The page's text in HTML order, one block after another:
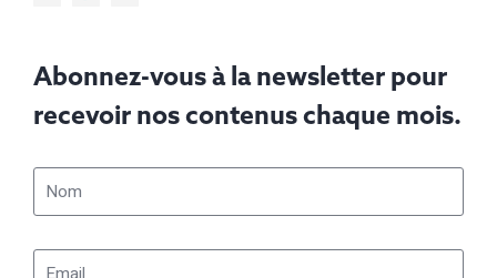
Abonnez-vous à la newsletter pour
recevoir nos contenus chaque mois.